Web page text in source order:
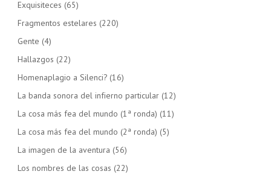
Exquisiteces (65)
Fragmentos estelares (220)
Gente (4)
Hallazgos (22)
Homenaplagio a Silenci? (16)
La banda sonora del infierno particular (12)
La cosa más fea del mundo (1ª ronda) (11)
La cosa más fea del mundo (2ª ronda) (5)
La imagen de la aventura (56)
Los nombres de las cosas (22)